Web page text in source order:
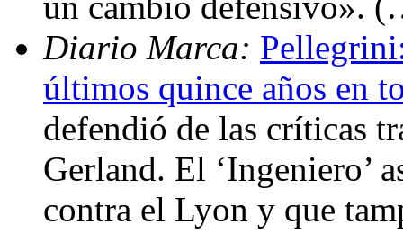
Diario Marca:
últimos quince años en
defendió de las críticas
Gerland. El ‘Ingeniero’
contra el Lyon y que